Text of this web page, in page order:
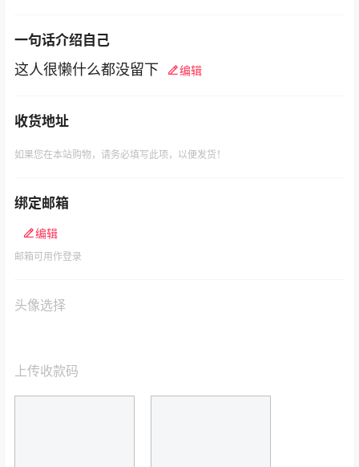
一句话介绍自己
这人很懒什么都没留下 编辑
收货地址
如果您在本站购物，请务必填写此项，以便发货！
绑定邮箱
编辑
邮箱可用作登录
头像选择
上传收款码